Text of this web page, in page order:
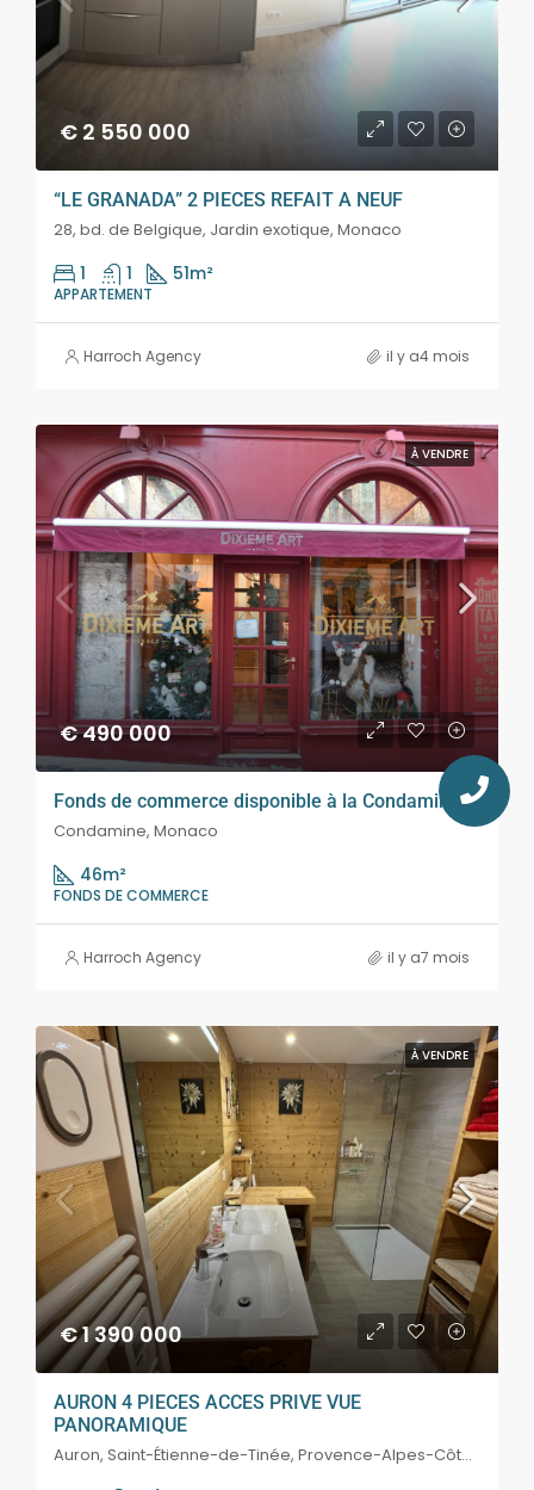
€ 2 550 000
“LE GRANADA” 2 PIECES REFAIT A NEUF
28, bd. de Belgique, Jardin exotique, Monaco
1 1 51m²
APPARTEMENT
Harroch Agency il y a4 mois
À VENDRE
€ 490 000
Fonds de commerce disponible à la Condamine
Condamine, Monaco
46m²
FONDS DE COMMERCE
Harroch Agency il y a7 mois
À VENDRE
€ 1 390 000
AURON 4 PIECES ACCES PRIVE VUE
PANORAMIQUE
Auron, Saint-Étienne-de-Tinée, Provence-Alpes-Côte d'Azur, France, Côte d'Azur